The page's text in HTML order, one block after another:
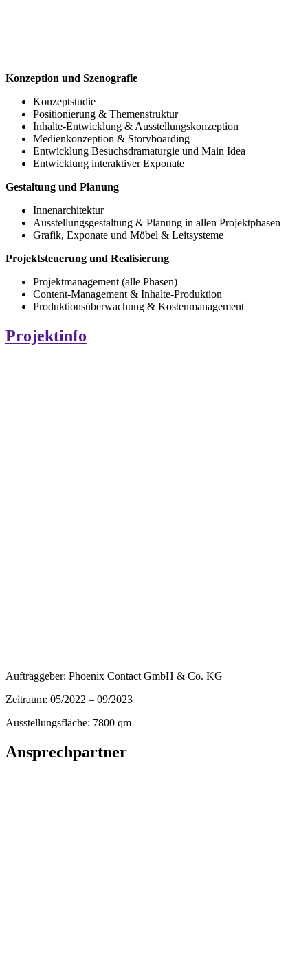
Konzeption und Szenografie
Konzeptstudie
Positionierung & Themenstruktur
Inhalte-Entwicklung & Ausstellungskonzeption
Medienkonzeption & Storyboarding
Entwicklung Besuchsdramaturgie und Main Idea
Entwicklung interaktiver Exponate
Gestaltung und Planung
Innenarchitektur
Ausstellungsgestaltung & Planung in allen Projektphasen
Grafik, Exponate und Möbel & Leitsysteme
Projektsteuerung und Realisierung
Projektmanagement (alle Phasen)
Content-Management & Inhalte-Produktion
Produktionsüberwachung & Kostenmanagement
Projektinfo
Auftraggeber: Phoenix Contact GmbH & Co. KG
Zeitraum: 05/2022 – 09/2023
Ausstellungsfläche: 7800 qm
Ansprechpartner